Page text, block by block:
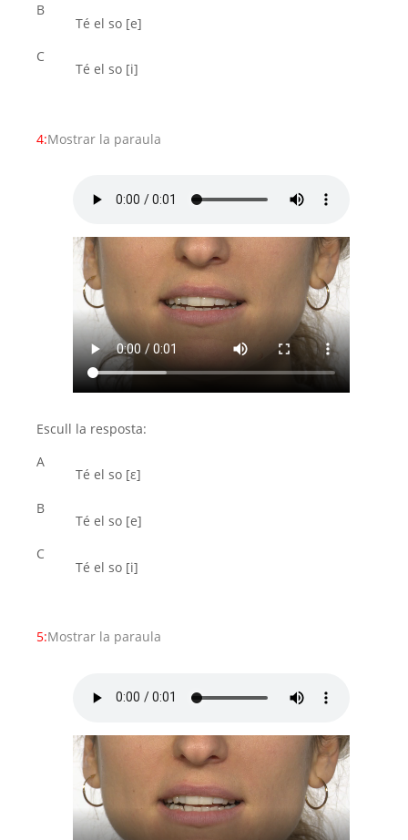
B
Té el so [e]
C
Té el so [i]
4:Mostrar la paraula
Escull la resposta:
A
Té el so [ε]
B
Té el so [e]
C
Té el so [i]
5:Mostrar la paraula